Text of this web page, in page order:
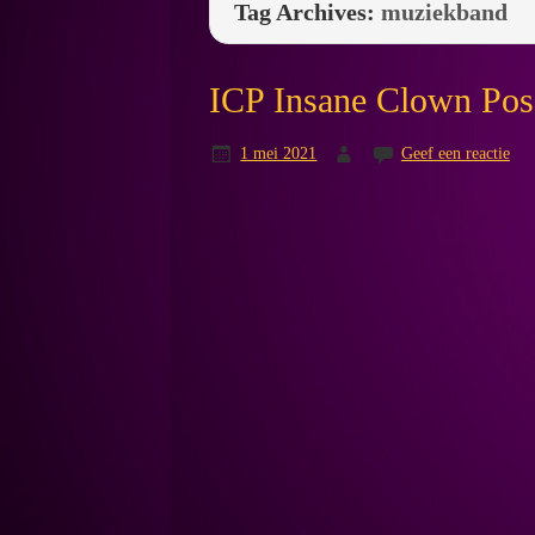
Tag Archives:muziekband
ICP Insane Clown
1 mei 2021 Geef een reactie